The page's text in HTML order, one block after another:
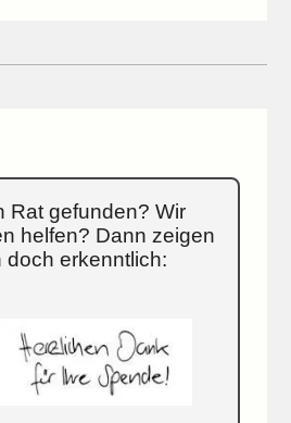
Rat gefunden? Wir
helfen? Dann zeigen
doch erkenntlich: